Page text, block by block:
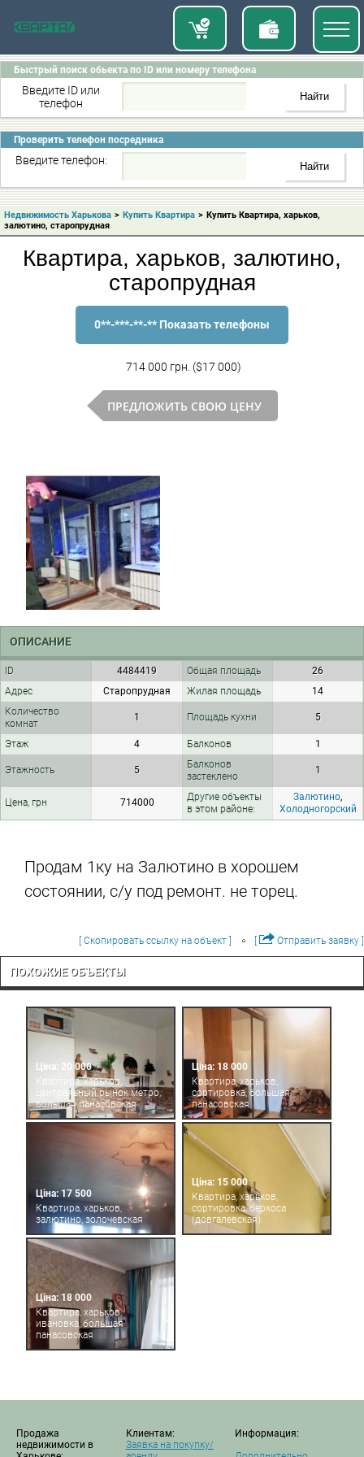
Быстрый поиск обьекта по ID или номеру телефона
Введите ID или
телефон
Проверить телефон посредника
Введите телефон:
Недвижимость Харькова > Купить Квартира > Купить Квартира, харьков,
залютино, старопрудная
Квартира, харьков, залютино,
старопрудная
0**-***-**-** Показать телефоны
714 000 грн. ($17 000)
ПРЕДЛОЖИТЬ СВОЮ ЦЕНУ
ОПИСАНИЕ
ID 4484419 Общая площадь
26
Адрес
Старопрудная Жилая площадь
14
Количество
комнат
1 Площадь кухни 5
Этаж 4 Балконов 1
Этажность 5
Балконов
застеклено
1
Цена, грн 714000
Другие объекты
в этом районе:
Залютино,
Холодногорский
Продам 1ку на Залютино в хорошем
состоянии, с/у под ремонт. не торец.
[ Скопировать ссылку на объект ] Отправить заявку ]
ПОХОЖИЕ ОБЪЕКТЫ
Ціна: 20 000
Квартира, харьков,
центральный рынок метро,
большая панасовская
Ціна: 18 000
Квартира, харьков,
сортировка, большая
панасовская
Ціна: 17 500
Квартира, харьков,
залютино, золочевская
Ціна: 15 000
Квартира, харьков,
сортировка, беркоса
(довгалевская)
Ціна: 18 000
Квартира, харьков,
ивановка, большая
панасовская
Продажа
недвижимости в
Клиентам:
Заявка на покупку/
Информация: